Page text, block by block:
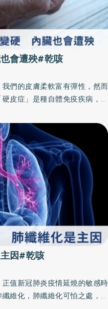
包括鼻涕倒流、胃食道逆流、氣
重要的是找出原因。林聖皓主任
都會導致咳嗽，基層診所若發
診至醫院的胸腔內科做進一步
所，中斷醫師觀察期。此外，
是否有咳、喘、累「3大症
好轉，如果符合以上兩點，應於
。（文章授權提供／健康醫療
官也暴露在受侵襲的風險中。上
症，幾年後發覺肺部有發炎現
得妥善控制，最終導致肺纖維
作，生命最後幾年，甚至需佩
言。 陳怡行主任強調，硬皮症
維化，除了是硬皮症常見的併
一旦纖維化，即會阻礙肺泡間正
者最終因呼吸衰竭而亡。 出現
師反應 陳怡行主任提醒，硬皮
些症狀持續超過一個月、無法
，務必儘速告知醫師，醫師可
化碳肺瀰散量（DLCO）數值，
HRCT）進行診斷。 硬皮症引發
主任提醒，硬皮症導致間質性
醫療進步，若初期就發現肺部
發間質性肺病的藥物可使用，
生活品質。期望未來此藥物能
發間質性肺病所苦之患者，維
會遭殃#乾咳
們的皮膚柔軟富有彈性，然而
皮症」是種自體免疫疾病，中
來愈多，發病年齡大多是30-50
約有3千名患者。硬皮症早期患
phenomenon）」，接著會出
、腎臟等內臟器官也會硬化，
肺臟或腎臟衰竭，因此全民健
，經由病理檢查可以發現全身
胞遭到破壞，管壁壞死、纖維
血。由於纖維細胞受到刺激，
及內臟組織內，使皮膚逐漸變
病程出現不同症狀根據研究，
內臟器官硬化速度之快慢有著
硬化部位、範圍之不同及快
「廣泛型全身進行性硬化症」
過臨床免疫學研究，可發現這
做為全身進行性硬化症早期診
因#乾咳
值新冠肺炎疫情延燒的敏感時
維化，肺纖維化可怕之處，在